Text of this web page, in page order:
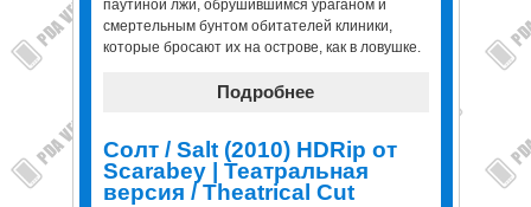
паутиной лжи, обрушившимся ураганом и
смертельным бунтом обитателей клиники,
которые бросают их на острове, как в ловушке.
Подробнее
Солт / Salt (2010) HDRip от
Scarabey | Театральная
версия / Theatrical Cut